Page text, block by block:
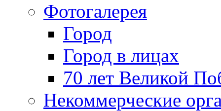
Фотогалерея
Город
Город в лицах
70 лет Великой
Некоммерческие